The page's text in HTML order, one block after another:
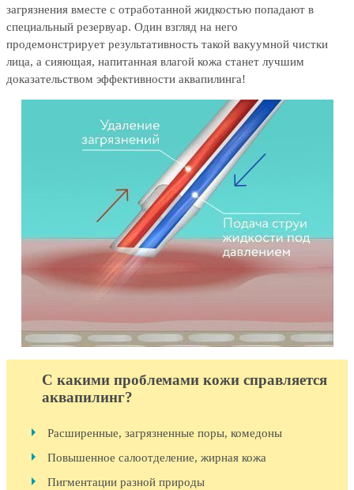
загрязнения вместе с отработанной жидкостью попадают в
специальный резервуар. Один взгляд на него
продемонстрирует результативность такой вакуумной чистки
лица, а сияющая, напитанная влагой кожа станет лучшим
доказательством эффективности аквапилинга!
С какими проблемами кожи справляется
аквапилинг?
Расширенные, загрязненные поры, комедоны
Повышенное салоотделение, жирная кожа
Пигментации разной природы